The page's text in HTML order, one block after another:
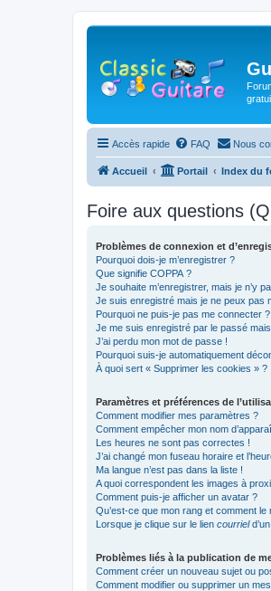
Accès rapide FAQ Nous
Accueil Portail Index du
Foire aux questions
Problèmes de connexion et
Pourquoi dois-je m’enregistrer ?
Que signifie COPPA ?
Je souhaite m’enregistrer, mais je n’y
Je suis enregistré mais je ne peux pas
Pourquoi ne puis-je pas me connecter ?
Je me suis enregistré par le passé
J’ai perdu mon mot de passe !
Pourquoi suis-je automatiquement
À quoi sert « Supprimer les cookies » ?
Paramètres et préférences de
Comment modifier mes paramètres ?
Comment empêcher mon nom
Les heures ne sont pas correctes !
J’ai changé mon fuseau horaire et
Ma langue n’est pas dans la liste !
A quoi correspondent les images à
Comment puis-je afficher un avatar ?
Qu’est-ce que mon rang et comment le
Lorsque je clique sur le lien courriel
Problèmes liés à la publication de
Comment créer un nouveau sujet ou
Comment modifier ou supprimer un